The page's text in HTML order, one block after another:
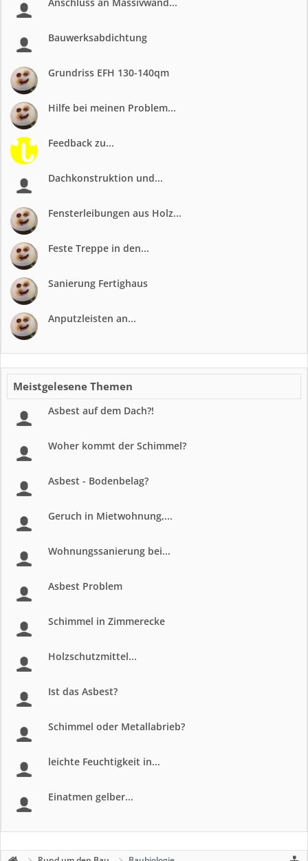
Anschluss an Massivwand...
Bauwerksabdichtung
Grundriss EFH 130-140qm
Hilfe bei meinen Problem...
Feedback zu...
Dachkonstruktion und...
Fensterleibungen aus Holz...
Feste Treppe in den...
Sanierung Fertighaus
Anputzleisten an...
Meistgelesene Themen
Asbest auf dem Dach?!
Woher kommt der Schimmel?
Asbest - Bodenbelag?
Geruch in Mietwohnung,...
Wohnungssanierung bei...
Asbest Problem
Schimmel in Zimmerecke
Holzschutzmittel...
Ist das Asbest?
Schimmel oder Metallabrieb?
leichte Feuchtigkeit in...
Einatmen gelber...